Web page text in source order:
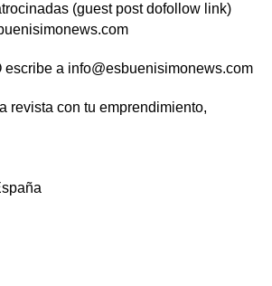
(guest post dofollow link)
escribe a info@esbuenisimonews.com
revista con tu emprendimiento,